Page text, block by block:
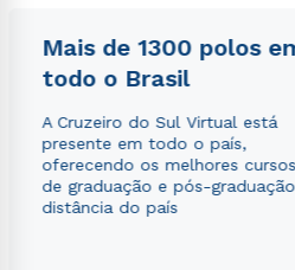
Mais de 1300 polos
todo o Brasil
A Cruzeiro do Sul Virtual está
presente em todo o país,
oferecendo os melhores cursos
de graduação e pós-
distância do país
autorizo que meus dados
envio de conteúdos da Cruzeiro